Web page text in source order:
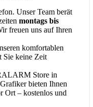
Unser Team berät
montags bis
freuen uns auf Ihren
komfortablen
Sie keine Zeit
Store in
bieten Ihnen
Ort – kostenlos und